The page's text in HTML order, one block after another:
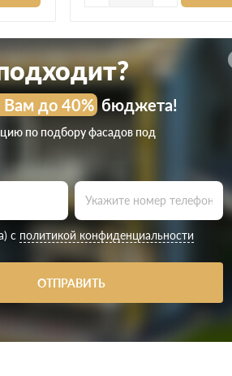
Вам до 40% бюджета!
по подбору фасадов под
с политикой конфиденциальности
ОТПРАВИТЬ